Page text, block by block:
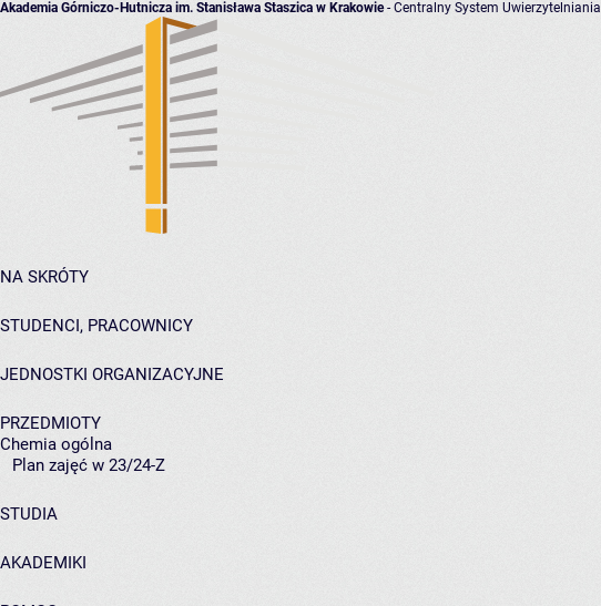
Akademia Górniczo-Hutnicza im. Stanisława Staszica w Krakowie- Centralny System Uwierzytelniania
NA SKRÓTY
STUDENCI, PRACOWNICY
JEDNOSTKI ORGANIZACYJNE
PRZEDMIOTY
Chemia ogólna
Plan zajęć w 23/24-Z
STUDIA
AKADEMIKI